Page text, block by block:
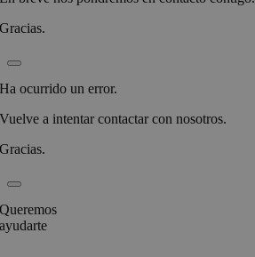
Gracias.
Ha ocurrido un error.
Vuelve a intentar contactar con nosotros.
Gracias.
Queremos
ayudarte